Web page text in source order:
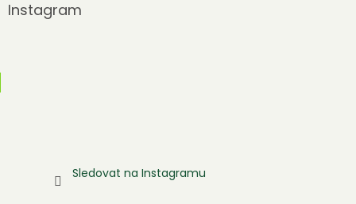
Instagram
Sledovat na Instagramu